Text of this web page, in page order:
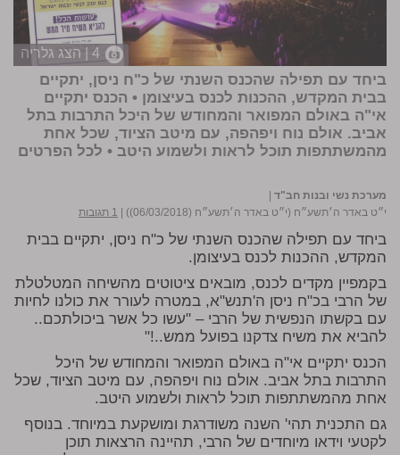
4 | הצג גלריה
ביחד עם תפילה שהכנס השנתי של כ"ח ניסן, יתקיים
בבית המקדש, ההכנות לכנס בעיצומן • הכנס יתקיים
אי"ה באולם המפואר והמחודש של היכל התרבות בתל
אביב. אולם נוח ויפהפה, עם מיטב הציוד, שכל אחת
מהמשתתפות תוכל לראות ולשמוע היטב • לכל הפרטים
מערכת נשי ובנות חב"ד
י״ט באדר ה׳תשע״ח (י״ט באדר ה׳תשע״ח (06/03/2018))
1 תגובות
ביחד עם תפילה שהכנס השנתי של כ"ח ניסן, יתקיים בבית
המקדש, ההכנות לכנס בעיצומן.
בקמפיין מקדים לכנס, מובאים ציטוטים מהשיחה המטלטלת
של הרבי בכ"ח ניסן ה'תנש"א, במטרה לעורר את כולנו לחיות
עם בקשתו הנפשית של הרבי – "עשו כל אשר ביכולתכם..
להביא את משיח צדקנו בפועל ממש..!"
הכנס יתקיים אי"ה באולם המפואר והמחודש של היכל
התרבות בתל אביב. אולם נוח ויפהפה, עם מיטב הציוד, שכל
אחת מהמשתתפות תוכל לראות ולשמוע היטב.
גם התכנית תהי' השנה משודרגת ומושקעת במיוחד. בנוסף
לקטעי וידאו מיוחדים של הרבי, תהיינה הרצאות תוכן